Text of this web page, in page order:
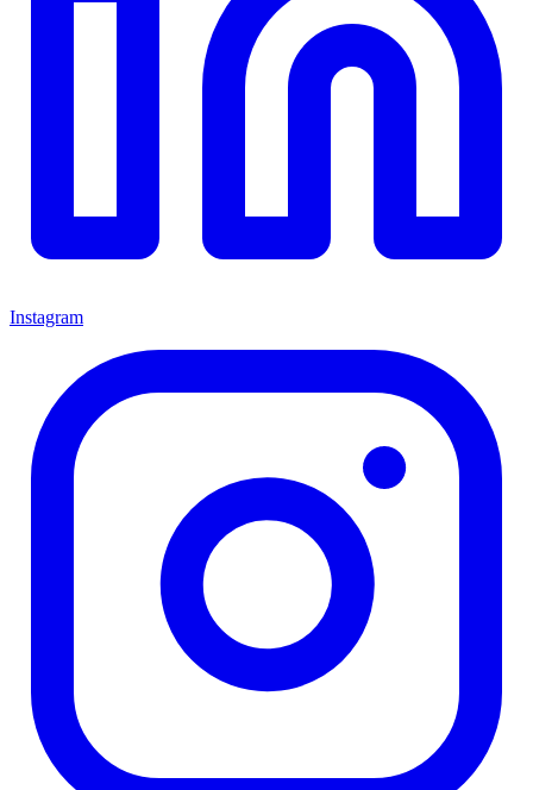
Instagram